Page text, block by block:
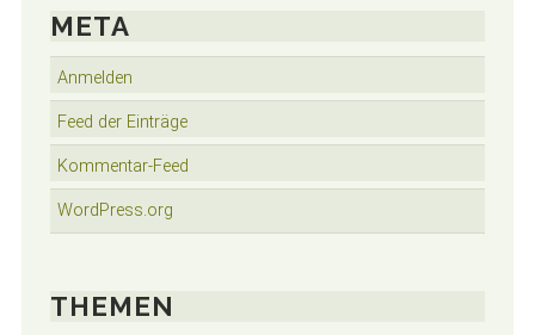
META
Anmelden
Feed der Einträge
Kommentar-Feed
WordPress.org
THEMEN